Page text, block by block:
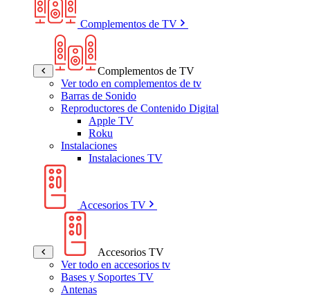
Complementos de TV
Complementos de TV
Ver todo en complementos de tv
Barras de Sonido
Reproductores de Contenido Digital
Apple TV
Roku
Instalaciones
Instalaciones TV
Accesorios TV
Accesorios TV
Ver todo en accesorios tv
Bases y Soportes TV
Antenas